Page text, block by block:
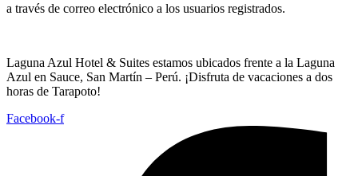
a través de correo electrónico a los usuarios registrados.
Laguna Azul Hotel & Suites estamos ubicados frente a la Laguna
Azul en Sauce, San Martín – Perú. ¡Disfruta de vacaciones a dos
horas de Tarapoto!
Facebook-f